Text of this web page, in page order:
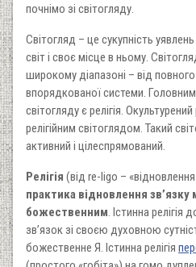
почнімо зі світогляду.
Світогляд – це сукупність
світ і своє місце в ньому.
широкому діапазоні – від повного
впорядкованої системи.
світогляду є релігія.
релігійним світоглядом. Такий
активний і цілеспрямований.
Релігія (від re-ligo – «відновлення
практика відновлення
божественним. Істинна
зв’язок зі своєю духовною
божественне Я. Істинна релігія